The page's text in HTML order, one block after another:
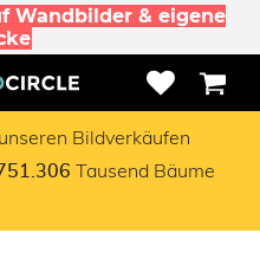
Wandbilder & eigene
Bildverkäufen
Tausend Bäume